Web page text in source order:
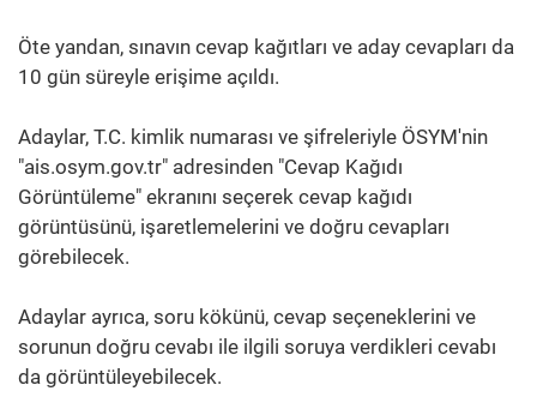
Öte yandan, sınavın cevap kağıtları ve aday cevapları da
10 gün süreyle erişime açıldı.
Adaylar, T.C. kimlik numarası ve şifreleriyle ÖSYM'nin
"ais.osym.gov.tr" adresinden "Cevap Kağıdı
Görüntüleme" ekranını seçerek cevap kağıdı
görüntüsünü, işaretlemelerini ve doğru cevapları
görebilecek.
Adaylar ayrıca, soru kökünü, cevap seçeneklerini ve
sorunun doğru cevabı ile ilgili soruya verdikleri cevabı
da görüntüleyebilecek.